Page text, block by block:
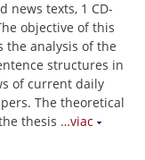
news texts, 1 CD-
objective of this
the analysis of the
structures in
of current daily
The theoretical
thesis …viac